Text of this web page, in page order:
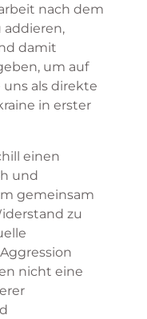
nach dem
addieren,
damit
um auf
uns als direkte
in erster
einen
und
gemeinsam
zu
nicht eine